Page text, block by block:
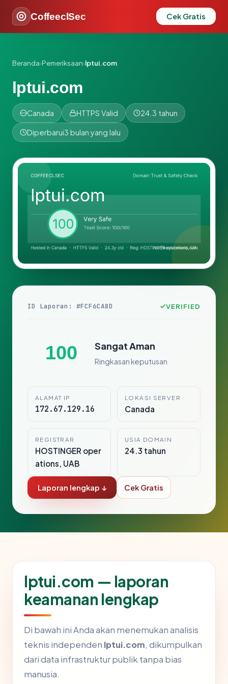
CoffeeclSec Cek Gratis
Beranda›Pemeriksaan›lptui.com
lptui.com
Canada HTTPS Valid 24.3 tahun
Diperbarui3 bulan yang lalu
ID Laporan: #FCF6CA8D VERIFIED
100 Sangat Aman
Ringkasan keputusan
ALAMAT IP
172.67.129.16
LOKASI SERVER
Canada
REGISTRAR
HOSTINGER oper
ations, UAB
USIA DOMAIN
24.3 tahun
Laporan lengkap ↓ Cek Gratis
lptui.com — laporan
keamanan lengkap
Di bawah ini Anda akan menemukan analisis
teknis independen lptui.com, dikumpulkan
dari data infrastruktur publik tanpa bias
manusia.